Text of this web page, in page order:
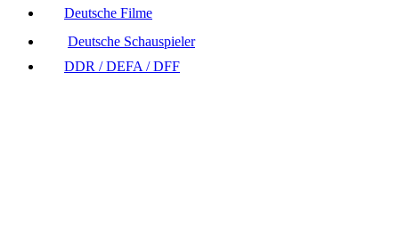
Deutsche Filme
Deutsche Schauspieler
DDR / DEFA / DFF